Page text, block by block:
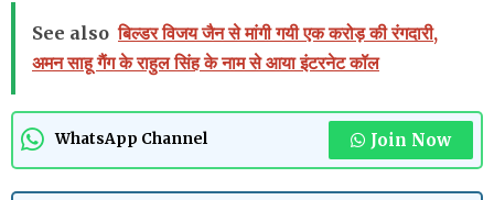
See also बिल्डर विजय जैन से मांगी गयी एक करोड़ की रंगदारी,
अमन साहू गैंग के राहुल सिंह के नाम से आया इंटरनेट कॉल
WhatsApp Channel Join Now